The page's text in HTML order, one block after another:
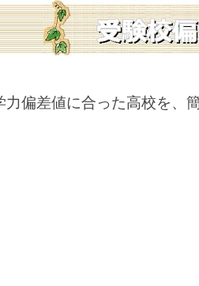
力偏差値に合った高校を、